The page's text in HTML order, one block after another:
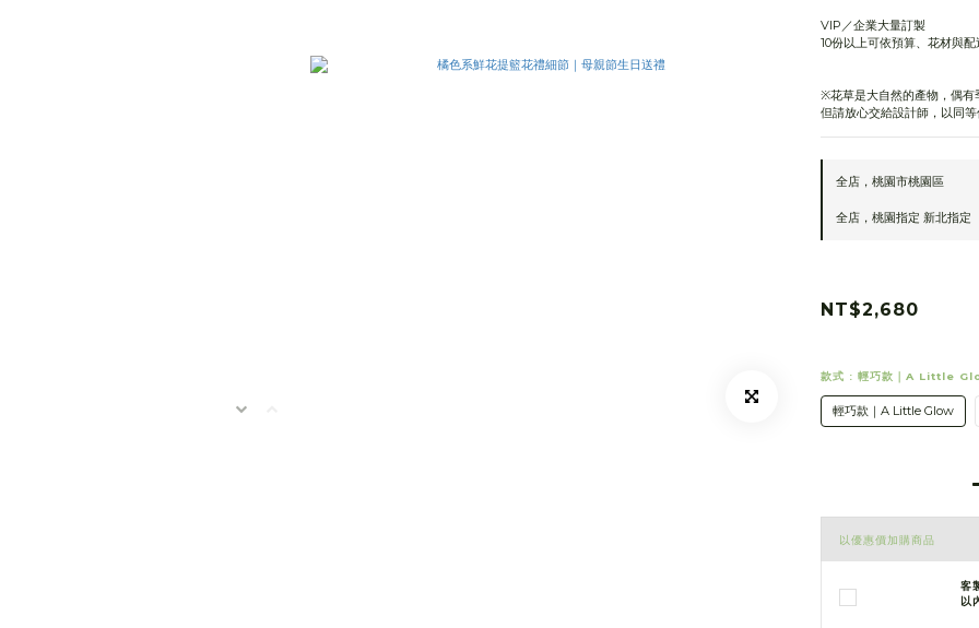
VIP／企業大量訂製
10份以上可依預算、花材與
※花草是大自然的產物，偶
但請放心交給設計師，以同
全店，桃園市桃園區
全店，桃園指定 新北指定
NT$2,680
款式 : 輕巧款｜A Little
輕巧款｜A Little Glow
以優惠價加購商品
客
以